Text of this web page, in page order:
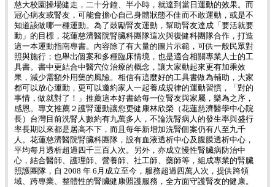
慈大校園操場健走，二十分鐘、半小時，就達到當日運動的效果。而
冠心病友或腎友，可能會擔心自己身體狀態不佳而不敢運動，或是不
知道該做哪一種運動。為了鼓勵腎友運動，幫助腎友達成「要活就要
動」的目標，花蓮慈濟醫院腎臟科團隊這次與復健科團隊合作，打造
這一本運動指南專書。內容除了有大量的圖片示範，可供一般民眾對
照與施行；也舉出個案和多種臨床情境，也是適合相關專業人士的工
具書。書中更結合中醫穴位治療的概念，讓大家動起來更有加乘效
果，減少需額外用藥的風險。相信有這麼好的工具書做為輔助，大家
都可以放心運動，更可以邀約家人一起養成規律的運動習慣，「對的
事情，做就對了！」推薦這本好書給每一位腎友與家屬，樂為之序，
感恩。專文推薦２護腎運動讓您更健康林欣榮（花蓮慈濟醫學中心院
長）台灣目前洗腎人數約有九萬多人，不論洗腎病人的發生率與盛行
率長期以來都是居高不下，而且每年新增加洗腎個案仍有八至九千
人。花蓮慈濟醫院腎臟科團隊，設有血液透析中心及腹膜透析中心，
平均每月透析超過四千三百人次。另外，亦成立慢性腎臟病防治中
心，結合醫師、護理師、營養師、社工師、藥師等，組成專業的腎臟
照護團隊，自 2008 年 6月成立至今，服務超過四萬人次，提供跨領
域、跨專業、整體性的腎臟健康照護服務，全方面守護腎友的健康。